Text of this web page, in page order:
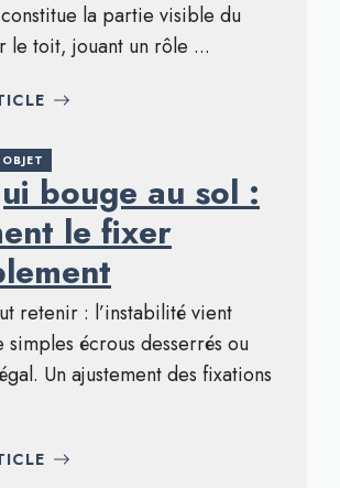
la partie visible du
le toit, jouant un rôle ...
bouge au sol :
le fixer
retenir : l’instabilité vient
simples écrous desserrés ou
Un ajustement des fixations